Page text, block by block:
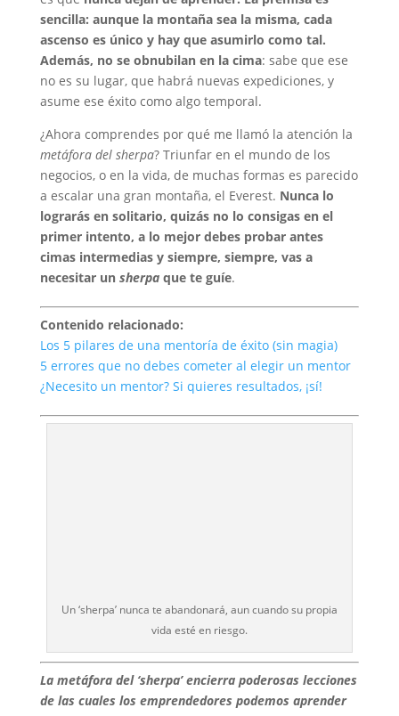
sencilla: aunque la montaña sea la misma, cada
ascenso es único y hay que asumirlo como tal.
Además, no se obnubilan en la cima: sabe que ese
no es su lugar, que habrá nuevas expediciones, y
asume ese éxito como algo temporal.
¿Ahora comprendes por qué me llamó la atención la
metáfora del sherpa? Triunfar en el mundo de los
negocios, o en la vida, de muchas formas es parecido
a escalar una gran montaña, el Everest. Nunca lo
lograrás en solitario, quizás no lo consigas en el
primer intento, a lo mejor debes probar antes
cimas intermedias y siempre, siempre, vas a
necesitar un sherpa que te guíe.
Contenido relacionado:
Los 5 pilares de una mentoría de éxito (sin magia)
5 errores que no debes cometer al elegir un mentor
¿Necesito un mentor? Si quieres resultados, ¡sí!
Un ‘sherpa’ nunca te abandonará, aun cuando su propia
vida esté en riesgo.
La metáfora del ‘sherpa’ encierra poderosas lecciones
de las cuales los emprendedores podemos aprender